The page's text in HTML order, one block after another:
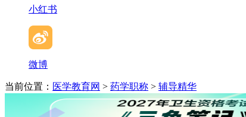
小红书
微博
当前位置： 医学教育网 > 药学职称 > 辅导精华